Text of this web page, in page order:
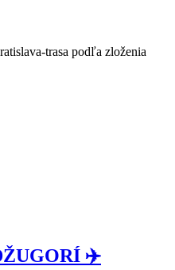
trasa podľa zloženia
✈️